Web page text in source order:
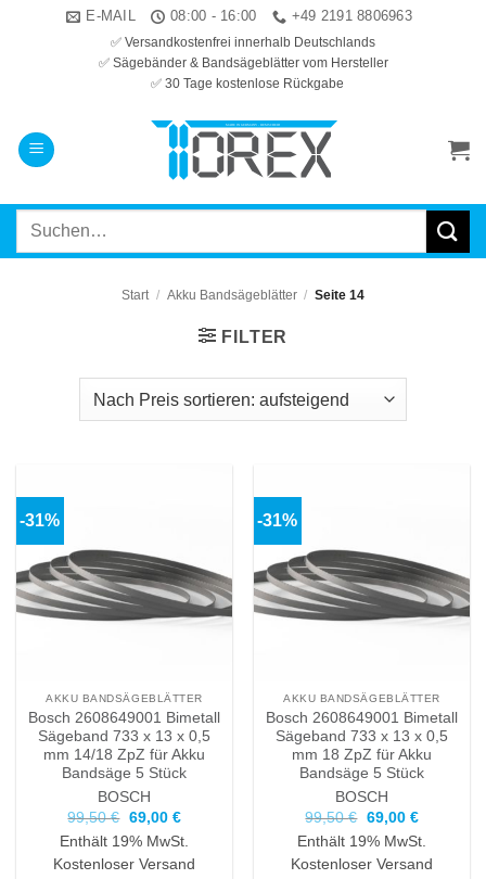
E-MAIL 08:00 - 16:00 +49 2191 8806963
✅ Versandkostenfrei innerhalb Deutschlands
✅ Sägebänder & Bandsägeblätter vom Hersteller
✅ 30 Tage kostenlose Rückgabe
Suchen
Start / Akku Bandsägeblätter / Seite 14
FILTER
-31%
AKKU BANDSÄGEBLÄTTER
Bosch 2608649001 Bimetall
Sägeband 733 x 13 x 0,5
mm 14/18 ZpZ für Akku
Bandsäge 5 Stück
BOSCH
99,50€ Ursprünglicher
Preis
war:
99,50 €
69,00 €Aktueller
ist:
69,00 €.
Enthält 19% MwSt.
Kostenloser Versand
-31%
AKKU BANDSÄGEBLÄTTER
Bosch 2608649001 Bimetall
Sägeband 733 x 13 x 0,5
mm 18 ZpZ für Akku
Bandsäge 5 Stück
BOSCH
99,50€ Ursprünglicher
Preis
war:
99,50 €
69,00 €Aktueller
ist:
69,00 €.
Enthält 19% MwSt.
Kostenloser Versand